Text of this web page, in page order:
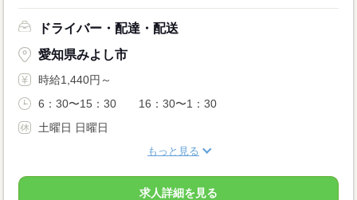
ドライバー・配達・配送
愛知県みよし市
時給1,440円～
6：30〜15：30 16：30〜1：30
土曜日 日曜日
もっと見る
求人詳細を見る